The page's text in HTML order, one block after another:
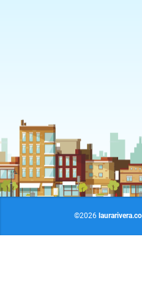
©2026 laurarivera.co